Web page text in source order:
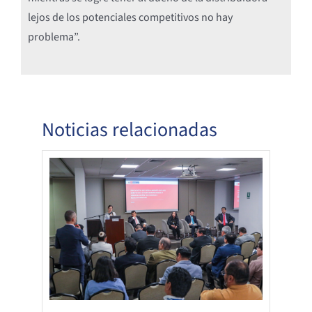
lejos de los potenciales competitivos no hay
problema”.
Noticias relacionadas